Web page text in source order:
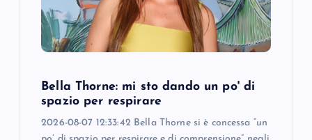
Bella Thorne: mi sto dando un po' di
spazio per respirare
2026-08-07 12:33:42 Bella Thorne si è concessa “un